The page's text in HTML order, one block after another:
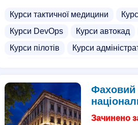
Курси тактичної медицини
Курси DevOps
Курси автокад
Курси пілотів
Курси
Курси операторів котельні
Курси з охорони праці
Курси
Курси фармацевта
Курси
Фаховий
Зачинено